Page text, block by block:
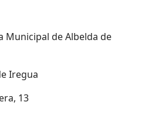
Municipal de Albelda de
Iregua
13